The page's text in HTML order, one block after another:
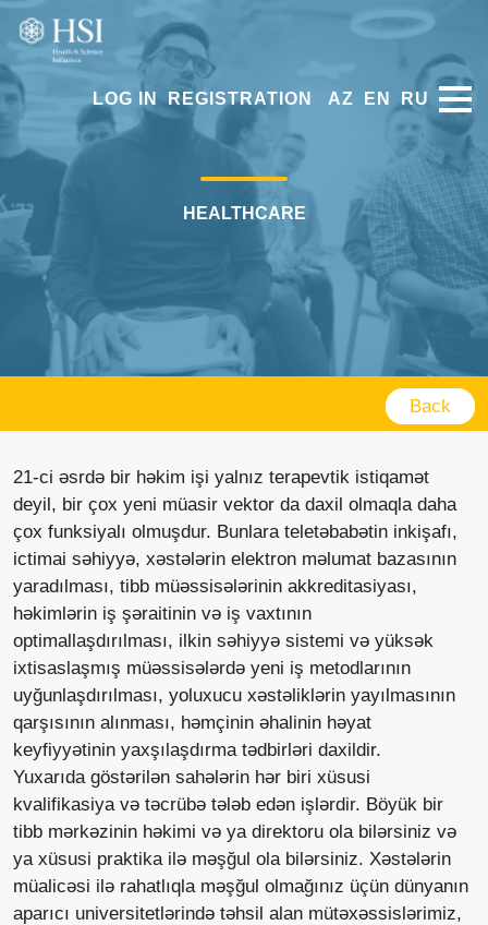
LOG IN REGISTRATION AZ EN RU
HEALTHCARE
Back
21-ci əsrdə bir həkim işi yalnız terapevtik istiqamət
deyil, bir çox yeni müasir vektor da daxil olmaqla daha
çox funksiyalı olmuşdur. Bunlara teletəbabətin inkişafı,
ictimai səhiyyə, xəstələrin elektron məlumat bazasının
yaradılması, tibb müəssisələrinin akkreditasiyası,
həkimlərin iş şəraitinin və iş vaxtının
optimallaşdırılması, ilkin səhiyyə sistemi və yüksək
ixtisaslaşmış müəssisələrdə yeni iş metodlarının
uyğunlaşdırılması, yoluxucu xəstəliklərin yayılmasının
qarşısının alınması, həmçinin əhalinin həyat
keyfiyyətinin yaxşılaşdırma tədbirləri daxildir.
Yuxarıda göstərilən sahələrin hər biri xüsusi
kvalifikasiya və təcrübə tələb edən işlərdir. Böyük bir
tibb mərkəzinin həkimi və ya direktoru ola bilərsiniz və
ya xüsusi praktika ilə məşğul ola bilərsiniz. Xəstələrin
müalicəsi ilə rahatlıqla məşğul olmağınız üçün dünyanın
aparıcı universitetlərində təhsil alan mütəxəssislərimiz,